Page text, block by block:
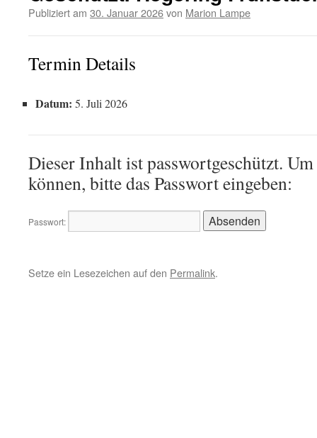
Publiziert am 30. Januar 2026von Marion Lampe
Termin Details
Datum: 5. Juli 2026
Dieser Inhalt ist passwortgeschützt.
können, bitte das Passwort eingeben:
Passwort:
Setze ein Lesezeichen auf den Permalink.